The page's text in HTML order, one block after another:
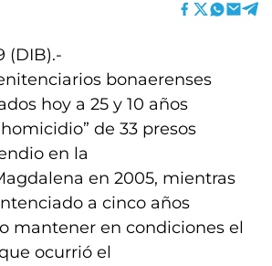
(DIB).-
bonaerenses
hoy a 25 y 10 años
de 33 presos
en la
en 2005, mientras
a cinco años
mantener en condiciones el
ocurrió el